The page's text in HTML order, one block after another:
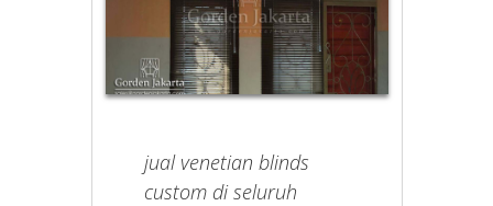
jual venetian blinds
custom di seluruh